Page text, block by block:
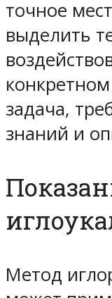
точное
выделить
задача,
знаний и
Метод